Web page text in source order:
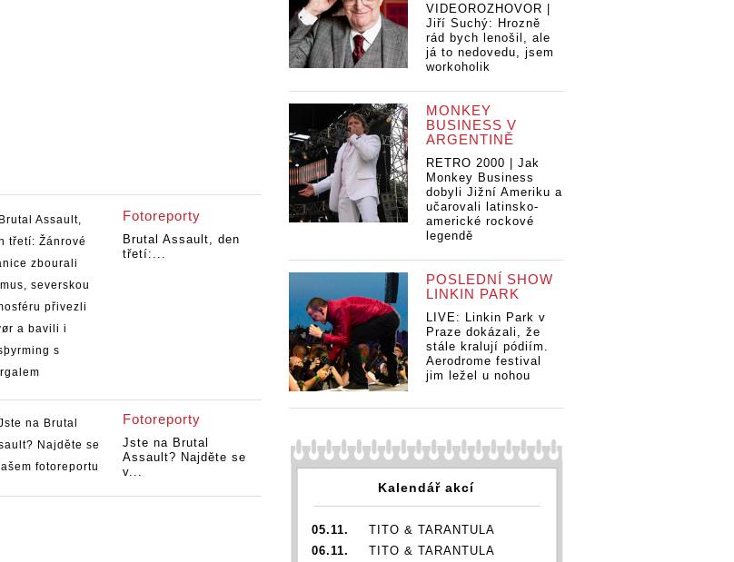
Fotoreporty
Brutal Assault, den
třetí:...
Fotoreporty
Jste na Brutal
Assault? Najděte se
v...
VIDEOROZHOVOR |
Jiří Suchý: Hrozně
rád bych lenošil, ale
já to nedovedu, jsem
workoholik
MONKEY
BUSINESS V
ARGENTINĚ
RETRO 2000 | Jak
Monkey Business
dobyli Jižní Ameriku a
učarovali latinsko-
americké rockové
legendě
POSLEDNÍ SHOW
LINKIN PARK
LIVE: Linkin Park v
Praze dokázali, že
stále kralují pódiím.
Aerodrome festival
jim ležel u nohou
Kalendář akcí
05.11.
TITO & TARANTULA
06.11.
TITO & TARANTULA